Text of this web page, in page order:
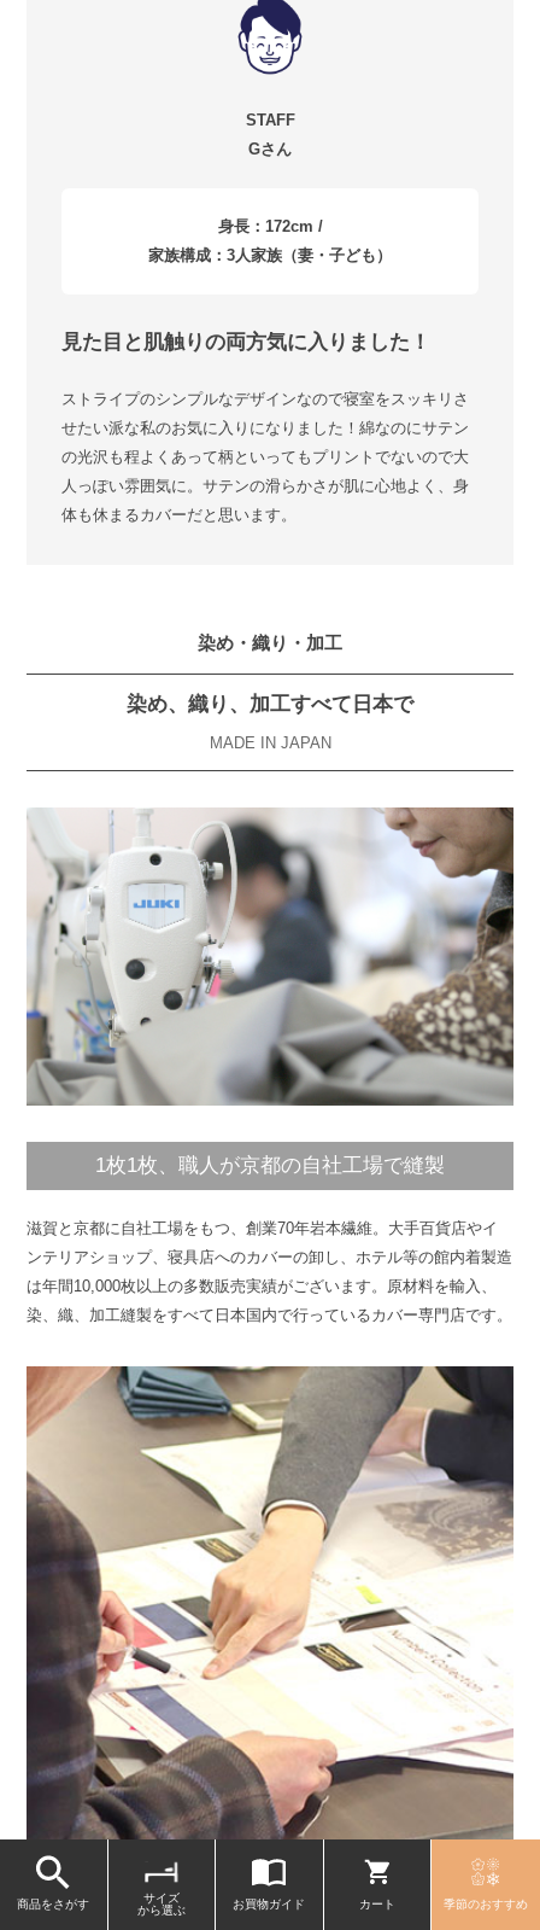
STAFF
Gさん
身長：172cm /
家族構成：3人家族（妻・子ども）
見た目と肌触りの両方気に入りました！
ストライプのシンプルなデザインなので寝室をスッキリさ
せたい派な私のお気に入りになりました！綿なのにサテン
の光沢も程よくあって柄といってもプリントでないので大
人っぽい雰囲気に。サテンの滑らかさが肌に心地よく、身
体も休まるカバーだと思います。
染め・織り・加工
染め、織り、加工すべて日本で
MADE IN JAPAN
1枚1枚、職人が京都の自社工場で縫製
滋賀と京都に自社工場をもつ、創業70年岩本繊維。大手百貨店やイ
ンテリアショップ、寝具店へのカバーの卸し、ホテル等の館内着製造
は年間10,000枚以上の多数販売実績がございます。原材料を輸入、
染、織、加工縫製をすべて日本国内で行っているカバー専門店です。
素材の企画、商品開発、製造、出荷まで一貫して行
商品をさがす
サイズ
から選ぶ
お買物ガイド カート 季節のおすすめ